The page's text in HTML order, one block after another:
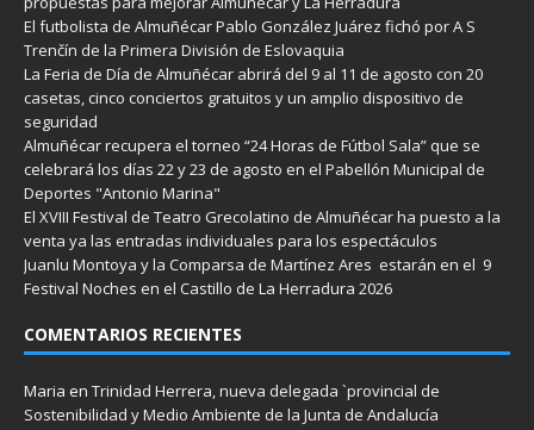
El futbolista de Almuñécar Pablo González Juárez fichó por A S
Trenčín de la Primera División de Eslovaquia
La Feria de Día de Almuñécar abrirá del 9 al 11 de agosto con 20
casetas, cinco conciertos gratuitos y un amplio dispositivo de
seguridad
Almuñécar recupera el torneo “24 Horas de Fútbol Sala” que se
celebrará los días 22 y 23 de agosto en el Pabellón Municipal de
Deportes "Antonio Marina"
El XVIII Festival de Teatro Grecolatino de Almuñécar ha puesto a la
venta ya las entradas individuales para los espectáculos
Juanlu Montoya y la Comparsa de Martínez Ares estarán en el 9
Festival Noches en el Castillo de La Herradura 2026
COMENTARIOS RECIENTES
Maria en Trinidad Herrera, nueva delegada `provincial de
Sostenibilidad y Medio Ambiente de la Junta de Andalucía